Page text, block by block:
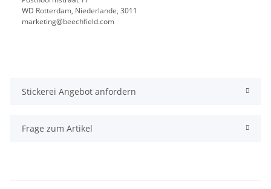
WD Rotterdam, Niederlande, 3011
marketing@beechfield.com
Stickerei Angebot anfordern
Frage zum Artikel